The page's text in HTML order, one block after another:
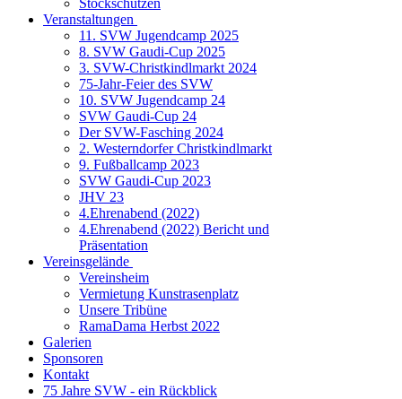
Stockschützen
Veranstaltungen
11. SVW Jugendcamp 2025
8. SVW Gaudi-Cup 2025
3. SVW-Christkindlmarkt 2024
75-Jahr-Feier des SVW
10. SVW Jugendcamp 24
SVW Gaudi-Cup 24
Der SVW-Fasching 2024
2. Westerndorfer Christkindlmarkt
9. Fußballcamp 2023
SVW Gaudi-Cup 2023
JHV 23
4.Ehrenabend (2022)
4.Ehrenabend (2022) Bericht und
Präsentation
Vereinsgelände
Vereinsheim
Vermietung Kunstrasenplatz
Unsere Tribüne
RamaDama Herbst 2022
Galerien
Sponsoren
Kontakt
75 Jahre SVW - ein Rückblick